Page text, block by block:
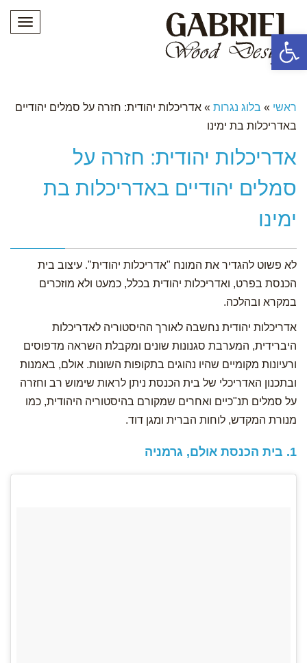
פתח סרגל נגישות
ראשי » בלוג נגרות » אדריכלות יהודית: חזרה על סמלים יהודיים
באדריכלות בת ימינו
אדריכלות יהודית: חזרה על
סמלים יהודיים באדריכלות בת
ימינו
לא פשוט להגדיר את המונח "אדריכלות יהודית". עיצוב בית
הכנסת בפרט, ואדריכלות יהודית בכלל, כמעט ולא מוזכרים
במקרא ובהלכה.
אדריכלות יהודית נחשבה לאורך ההיסטוריה לאדריכלות
היברידית, המערבת סגנונות שונים ומקבלת השראה מדפוסים
ורעיונות מקומיים שהיו נהוגים בתקופות השונות. אולם, באמנות
ובתכנון האדריכלי של בית הכנסת ניתן לראות שימוש רב וחזרה
על סמלים תנ"כיים ואחרים שמקורם בהיסטוריה היהודית, כמו
מנורת המקדש, לוחות הברית ומגן דוד.
1. בית הכנסת אולם, גרמניה